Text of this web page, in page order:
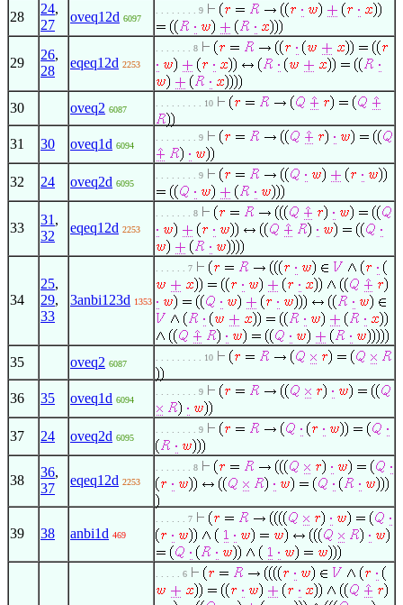
28
24,
27
oveq12d 6097
. . . . . . . . 9
29
26,
28
eqeq12d 2253
. . . . . . . 8
30 oveq2 6087
. . . . . . . . . 10
31 30 oveq1d 6094
. . . . . . . . 9
32 24 oveq2d 6095
. . . . . . . . 9
33
31 ,
32
eqeq12d 2253
. . . . . . . 8
34
25,
29,
33
3anbi123d 1353
. . . . . . 7
35 oveq2 6087
. . . . . . . . . 10
36 35 oveq1d 6094
. . . . . . . . 9
37 24 oveq2d 6095
. . . . . . . . 9
38
36,
37
eqeq12d 2253
. . . . . . . 8
39 38 anbi1d 469
. . . . . . 7
. . . . . 6